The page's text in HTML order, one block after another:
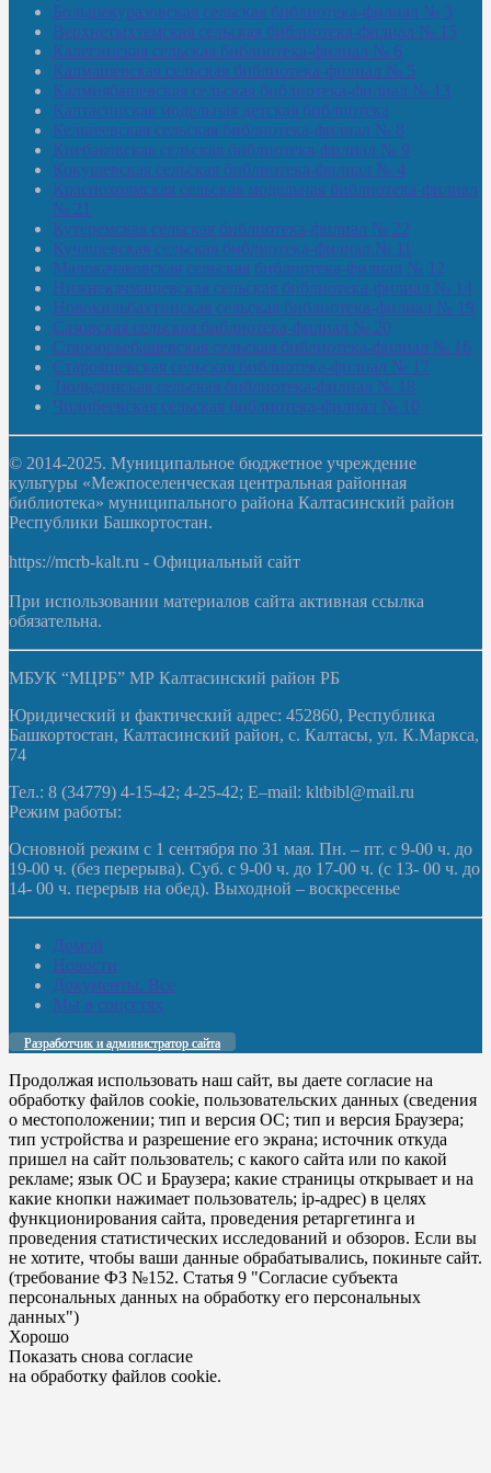
Большекуразовская сельская библиотека-филиал № 3
Верхнетыхтемская сельская библиотека-филиал № 15
Калегинская сельская библиотека-филиал № 6
Калмашевская сельская библиотека-филиал № 5
Калмиябашевская сельская библиотека-филиал № 13
Калтасинская модельная детская библиотека
Кельтеевская сельская библиотека-филиал № 8
Киебаковская сельская библиотека-филиал № 9
Кокушевская сельская библиотека-филиал № 4
Краснохолмская сельская модельная библиотека-филиал
№ 21
Кутеремская сельская библиотека-филиал № 22
Кучашевская сельская библиотека-филиал № 11
Малокачаковская сельская библиотека-филиал № 12
Нижнекачмашевская сельская библиотека-филиал № 14
Новокильбахтинская сельская библиотека-филиал № 19
Сазовская сельская библиотека-филиал № 20
Староорьебашевская сельская библиотека-филиал № 16
Старояшевская сельская библиотека-филиал № 17
Тюльдинская сельская библиотека-филиал № 18
Чилибеевская сельская библиотека-филиал № 10
© 2014-2025. Муниципальное бюджетное учреждение
культуры «Межпоселенческая центральная районная
библиотека» муниципального района Калтасинский район
Республики Башкортостан.
https://mcrb-kalt.ru - Официальный сайт
При использовании материалов сайта активная ссылка
обязательна.
МБУК “МЦРБ” МР Калтасинский район РБ
Юридический и фактический адрес: 452860, Республика
Башкортостан, Калтасинский район, с. Калтасы, ул. К.Маркса,
74
Тел.: 8 (34779) 4-15-42; 4-25-42; E–mail: kltbibl@mail.ru
Режим работы:
Основной режим с 1 сентября по 31 мая. Пн. – пт. с 9-00 ч. до
19-00 ч. (без перерыва). Суб. с 9-00 ч. до 17-00 ч. (с 13- 00 ч. до
14- 00 ч. перерыв на обед). Выходной – воскресенье
Домой
Новости
Документы. Все
Мы в соцсетях
Разработчик и администратор сайта
Продолжая использовать наш сайт, вы даете согласие на
обработку файлов cookie, пользовательских данных (сведения
о местоположении; тип и версия ОС; тип и версия Браузера;
тип устройства и разрешение его экрана; источник откуда
пришел на сайт пользователь; с какого сайта или по какой
рекламе; язык ОС и Браузера; какие страницы открывает и на
какие кнопки нажимает пользователь; ip-адрес) в целях
функционирования сайта, проведения ретаргетинга и
проведения статистических исследований и обзоров. Если вы
не хотите, чтобы ваши данные обрабатывались, покиньте сайт.
(требование ФЗ №152. Статья 9 "Согласие субъекта
персональных данных на обработку его персональных
данных")
Хорошо
Показать снова согласие
на обработку файлов cookie.